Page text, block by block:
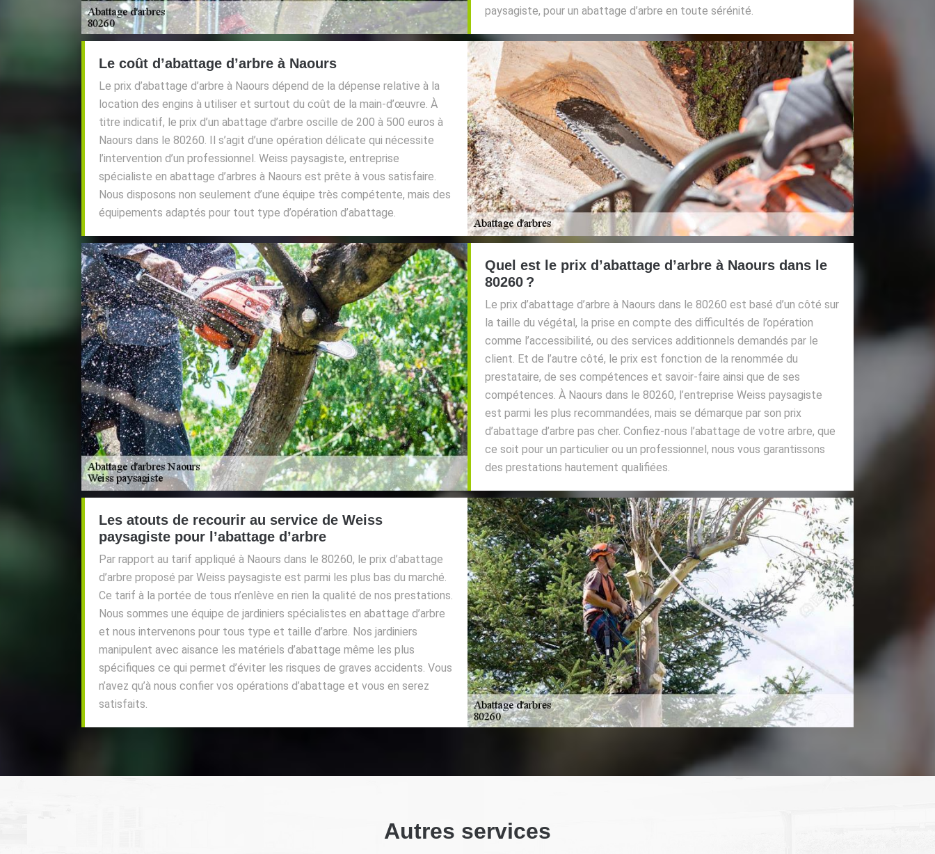
paysagiste, pour un abattage d’arbre en toute sérénité.
Le coût d’abattage d’arbre à Naours
Le prix d’abattage d’arbre à Naours dépend de la dépense relative à la
location des engins à utiliser et surtout du coût de la main-d’œuvre. À
titre indicatif, le prix d’un abattage d’arbre oscille de 200 à 500 euros à
Naours dans le 80260. Il s’agit d’une opération délicate qui nécessite
l’intervention d’un professionnel. Weiss paysagiste, entreprise
spécialiste en abattage d’arbres à Naours est prête à vous satisfaire.
Nous disposons non seulement d’une équipe très compétente, mais des
équipements adaptés pour tout type d’opération d’abattage.
Quel est le prix d’abattage d’arbre à Naours dans le
80260 ?
Le prix d’abattage d’arbre à Naours dans le 80260 est basé d’un côté sur
la taille du végétal, la prise en compte des difficultés de l’opération
comme l’accessibilité, ou des services additionnels demandés par le
client. Et de l’autre côté, le prix est fonction de la renommée du
prestataire, de ses compétences et savoir-faire ainsi que de ses
compétences. À Naours dans le 80260, l’entreprise Weiss paysagiste
est parmi les plus recommandées, mais se démarque par son prix
d’abattage d’arbre pas cher. Confiez-nous l’abattage de votre arbre, que
ce soit pour un particulier ou un professionnel, nous vous garantissons
des prestations hautement qualifiées.
Les atouts de recourir au service de Weiss
paysagiste pour l’abattage d’arbre
Par rapport au tarif appliqué à Naours dans le 80260, le prix d’abattage
d’arbre proposé par Weiss paysagiste est parmi les plus bas du marché.
Ce tarif à la portée de tous n’enlève en rien la qualité de nos prestations.
Nous sommes une équipe de jardiniers spécialistes en abattage d’arbre
et nous intervenons pour tous type et taille d’arbre. Nos jardiniers
manipulent avec aisance les matériels d’abattage même les plus
spécifiques ce qui permet d’éviter les risques de graves accidents. Vous
n’avez qu’à nous confier vos opérations d’abattage et vous en serez
satisfaits.
Autres services